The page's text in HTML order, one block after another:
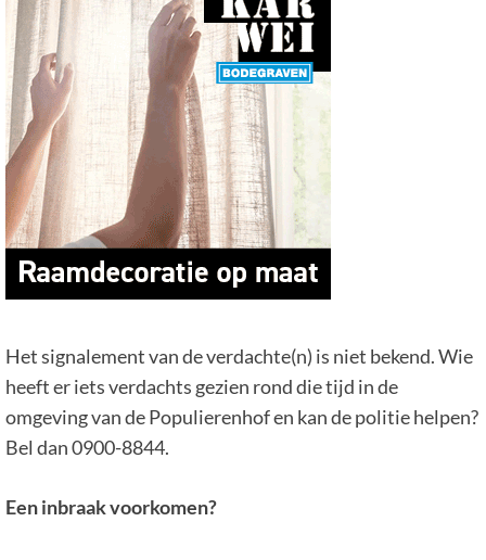
Het signalement van de verdachte(n) is niet bekend. Wie
heeft er iets verdachts gezien rond die tijd in de
omgeving van de Populierenhof en kan de politie helpen?
Bel dan 0900-8844.
Een inbraak voorkomen?